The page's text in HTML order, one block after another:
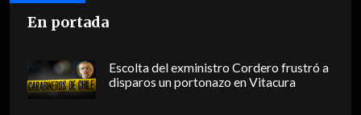
En portada
Escolta del exministro Cordero frustró a
disparos un portonazo en Vitacura